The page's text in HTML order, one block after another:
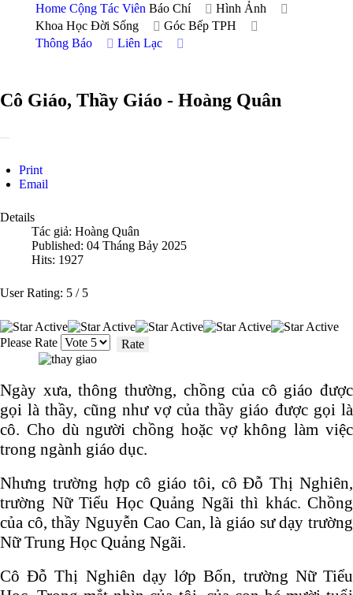
Home Cộng Tác Viên Báo Chí
Hình Ảnh
Khoa Học Đời Sống
Góc Bếp TPH
Thông Báo
Liên Lạc
Cô Giáo, Thầy Giáo - Hoàng Quân
Print
Email
Details
Tác giả: Hoàng Quân
Published: 04 Tháng Bảy 2025
Hits: 1927
User Rating: 5 / 5
Please Rate
Ngày xưa, thông thường, chồng của cô giáo được
gọi là thầy, cũng như vợ của thầy giáo được gọi là
cô. Cho dù người chồng hoặc vợ không làm việc
trong ngành giáo dục.
Nhưng trường hợp cô giáo tôi, cô Đỗ Thị Nghiên,
trường Nữ Tiểu Học Quảng Ngãi thì khác. Chồng
của cô, thầy Nguyễn Cao Can, là giáo sư dạy trường
Nữ Trung Học Quảng Ngãi.
Cô Đỗ Thị Nghiên dạy lớp Bốn, trường Nữ Tiểu